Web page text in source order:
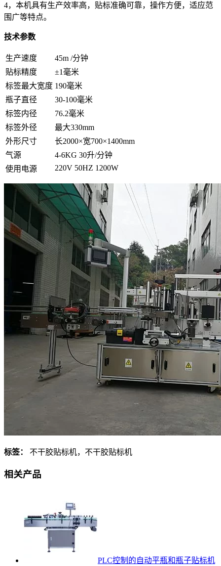
4，本机具有生产效率高，贴标准确可靠，操作方便，适应范
围广等特点。
技术参数
生产速度
45m /分钟
贴标精度
±1毫米
标签最大宽度 190毫米
瓶子直径
30-100毫米
标签内径
76.2毫米
标签外径
最大330mm
外形尺寸
长2000×宽700×1400mm
气源
4-6KG 30升/分钟
使用电源
220V 50HZ 1200W
标签： 不干胶贴标机，不干胶贴标机
相关产品
PLC控制的自动平瓶和瓶子贴标机